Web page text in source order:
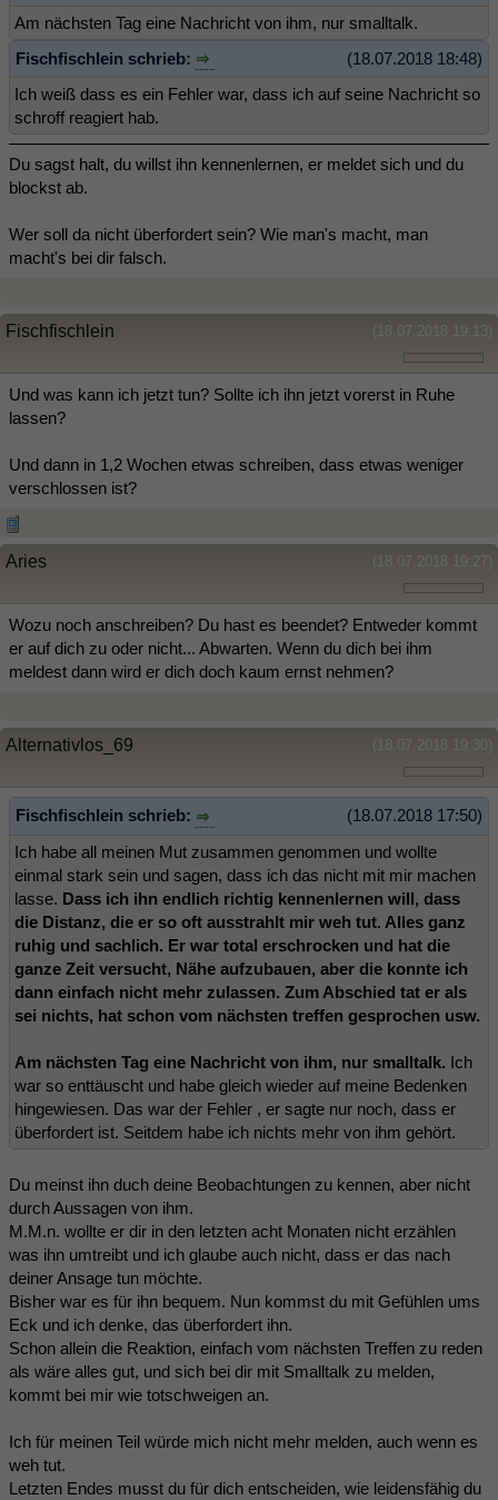
Am nächsten Tag eine Nachricht von ihm, nur smalltalk.
(18.07.2018 18:48)
Fischfischlein schrieb:
Ich weiß dass es ein Fehler war, dass ich auf seine Nachricht so
schroff reagiert hab.
Du sagst halt, du willst ihn kennenlernen, er meldet sich und du
blockst ab.
Wer soll da nicht überfordert sein? Wie man's macht, man
macht's bei dir falsch.
(18.07.2018 19:13)
Fischfischlein
Und was kann ich jetzt tun? Sollte ich ihn jetzt vorerst in Ruhe
lassen?
Und dann in 1,2 Wochen etwas schreiben, dass etwas weniger
verschlossen ist?
(18.07.2018 19:27)
Aries
Wozu noch anschreiben? Du hast es beendet? Entweder kommt
er auf dich zu oder nicht... Abwarten. Wenn du dich bei ihm
meldest dann wird er dich doch kaum ernst nehmen?
(18.07.2018 19:30)
Alternativlos_69
(18.07.2018 17:50)
Fischfischlein schrieb:
Ich habe all meinen Mut zusammen genommen und wollte
einmal stark sein und sagen, dass ich das nicht mit mir machen
lasse. Dass ich ihn endlich richtig kennenlernen will, dass
die Distanz, die er so oft ausstrahlt mir weh tut. Alles ganz
ruhig und sachlich. Er war total erschrocken und hat die
ganze Zeit versucht, Nähe aufzubauen, aber die konnte ich
dann einfach nicht mehr zulassen. Zum Abschied tat er als
sei nichts, hat schon vom nächsten treffen gesprochen usw.
Am nächsten Tag eine Nachricht von ihm, nur smalltalk. Ich
war so enttäuscht und habe gleich wieder auf meine Bedenken
hingewiesen. Das war der Fehler , er sagte nur noch, dass er
überfordert ist. Seitdem habe ich nichts mehr von ihm gehört.
Du meinst ihn duch deine Beobachtungen zu kennen, aber nicht
durch Aussagen von ihm.
M.M.n. wollte er dir in den letzten acht Monaten nicht erzählen
was ihn umtreibt und ich glaube auch nicht, dass er das nach
deiner Ansage tun möchte.
Bisher war es für ihn bequem. Nun kommst du mit Gefühlen ums
Eck und ich denke, das überfordert ihn.
Schon allein die Reaktion, einfach vom nächsten Treffen zu reden
als wäre alles gut, und sich bei dir mit Smalltalk zu melden,
kommt bei mir wie totschweigen an.
Ich für meinen Teil würde mich nicht mehr melden, auch wenn es
weh tut.
Letzten Endes musst du für dich entscheiden, wie leidensfähig du